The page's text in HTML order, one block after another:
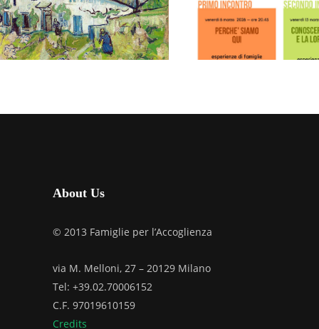
IL MIRACOLO
DELL’OSPITALITÀ
FEBBRAIO 7, 2026
FRIULI VENEZIA
UDINE
About Us
© 2013 Famiglie per l’Accoglienza
via M. Melloni, 27 – 20129 Milano
Tel: +39.02.70006152
C.F. 97019610159
Credits